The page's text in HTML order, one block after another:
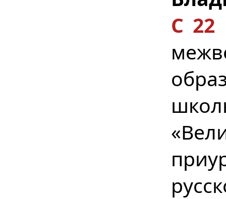
С 22